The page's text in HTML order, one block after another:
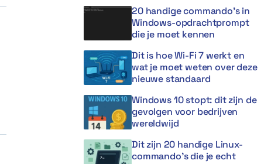
20 handige commando’s in
Windows-opdrachtprompt
die je moet kennen
Dit is hoe Wi-Fi 7 werkt en
wat je moet weten over deze
nieuwe standaard
Windows 10 stopt: dit zijn de
gevolgen voor bedrijven
wereldwijd
Dit zijn 20 handige Linux-
commando’s die je echt